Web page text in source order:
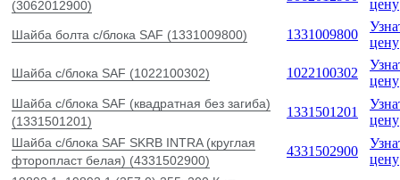
(3062012900) цену
Шайба болта с/блока SAF (1331009800) 1331009800
цену
Шайба с/блока SAF (1022100302) 1022100302
цену
Шайба с/блока SAF (квадратная без загиба)
(1331501201)
1331501201
цену
Шайба с/блока SAF SKRB INTRA (круглая
фторопласт белая) (4331502900)
4331502900
цену